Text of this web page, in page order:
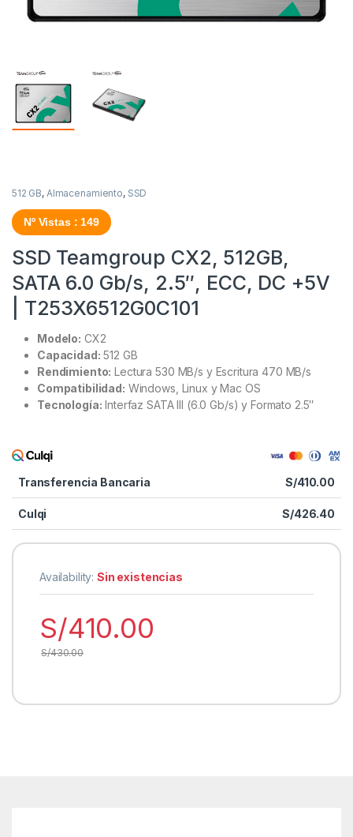
512 GB, Almacenamiento, SSD
Nº Vistas : 149
SSD Teamgroup CX2, 512GB,
SATA 6.0 Gb/s, 2.5″, ECC, DC +5V
| T253X6512G0C101
Modelo: CX2
Capacidad: 512 GB
Rendimiento: Lectura 530 MB/s y Escritura 470 MB/s
Compatibilidad: Windows, Linux y Mac OS
Tecnología: Interfaz SATA III (6.0 Gb/s) y Formato 2.5″
Transferencia Bancaria S/410.00
Culqi S/426.40
Availability:Sin existencias
S/410.00
S/430.00